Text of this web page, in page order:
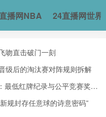
播网NBA 24直播网世界
吻直击破门一刻
级后的淘汰赛对阵规则拆解
最低红牌纪录与公平竞赛奖评
规封存任意球的诗意密码”